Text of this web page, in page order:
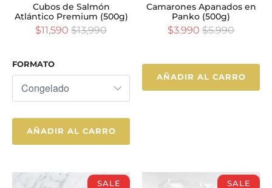
Cubos de Salmón
Atlántico Premium (500g)
$11,590 $13,990
FORMATO
AÑADIR AL CARRO
Camarones Apanados en
Panko (500g)
$3.990 $5.990
AÑADIR AL CARRO
SALE SALE